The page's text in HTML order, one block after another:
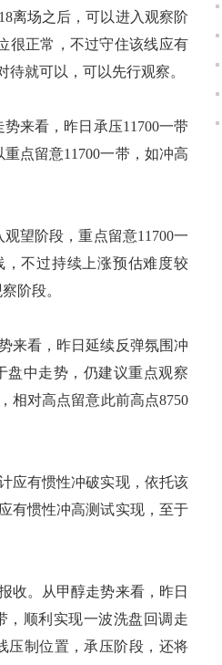
离场之后，可以进入观察阶
很正常，不过守住该线应有
就可以，可以先行观察。
来看，昨日承压11700一带
点留意11700一带，如冲高
望阶段，重点留意11700一
，不过持续上涨预估难度较
阶段。
来看，昨日延续反弹氛围冲
盘中走势，仍建议重点观察
相对高点留意此前高点8750
应有惯性冲破实现，依托该
有惯性冲高测试实现，至于
。从甲醇走势来看，昨日
，顺利实现一波洗盘回调走
压制位置，承压阶段，还将